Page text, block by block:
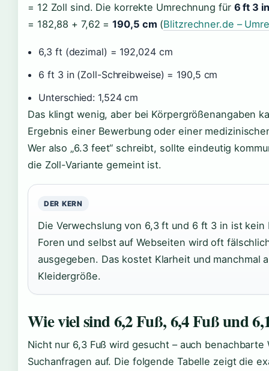
= 12 Zoll sind. Die korrekte Umrechnung für 6 ft 3 in
= 182,88 + 7,62 =190,5 cm (Blitzrechner.de –
6,3 ft (dezimal) = 192,024 cm
6 ft 3 in (Zoll-Schreibweise) = 190,5 cm
Unterschied: 1,524 cm
Das klingt wenig, aber bei Körpergrößenangaben
Ergebnis einer Bewerbung oder einer
Wer also „6.3 feet“ schreibt, sollte eindeutig
die Zoll-Variante gemeint ist.
DER KERN
Die Verwechslung von 6,3 ft und 6 ft 3 in ist kein
Foren und selbst auf Webseiten wird oft
ausgegeben. Das kostet Klarheit und manchmal
Kleidergröße.
Wie viel sind 6,2 Fuß, 6,4 Fuß und
Nicht nur 6,3 Fuß wird gesucht – auch
Suchanfragen auf. Die folgende Tabelle zeigt die